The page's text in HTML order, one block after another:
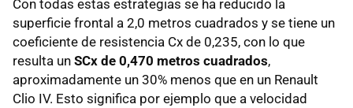
Con todas estas estrategias se ha reducido la
superficie frontal a 2,0 metros cuadrados y se tiene un
coeficiente de resistencia Cx de 0,235, con lo que
resulta un SCx de 0,470 metros cuadrados,
aproximadamente un 30% menos que en un Renault
Clio IV. Esto significa por ejemplo que a velocidad